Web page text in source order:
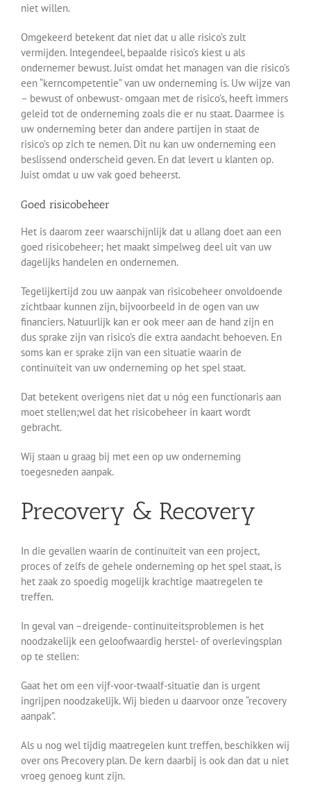
niet willen.
Omgekeerd betekent dat niet dat u alle risico’s zult
vermijden. Integendeel, bepaalde risico’s kiest u als
ondernemer bewust. Juist omdat het managen van die risico’s
een “kerncompetentie” van uw onderneming is. Uw wijze van
– bewust of onbewust- omgaan met de risico’s, heeft immers
geleid tot de onderneming zoals die er nu staat. Daarmee is
uw onderneming beter dan andere partijen in staat de
risico’s op zich te nemen. Dit nu kan uw onderneming een
beslissend onderscheid geven. En dat levert u klanten op.
Juist omdat u uw vak goed beheerst.
Goed risicobeheer
Het is daarom zeer waarschijnlijk dat u allang doet aan een
goed risicobeheer; het maakt simpelweg deel uit van uw
dagelijks handelen en ondernemen.
Tegelijkertijd zou uw aanpak van risicobeheer onvoldoende
zichtbaar kunnen zijn, bijvoorbeeld in de ogen van uw
financiers. Natuurlijk kan er ook meer aan de hand zijn en
dus sprake zijn van risico’s die extra aandacht behoeven. En
soms kan er sprake zijn van een situatie waarin de
continuïteit van uw onderneming op het spel staat.
Dat betekent overigens niet dat u nóg een functionaris aan
moet stellen;wel dat het risicobeheer in kaart wordt
gebracht.
Wij staan u graag bij met een op uw onderneming
toegesneden aanpak.
Precovery & Recovery
In die gevallen waarin de continuïteit van een project,
proces of zelfs de gehele onderneming op het spel staat, is
het zaak zo spoedig mogelijk krachtige maatregelen te
treffen.
In geval van –dreigende- continuïteitsproblemen is het
noodzakelijk een geloofwaardig herstel- of overlevingsplan
op te stellen:
Gaat het om een vijf-voor-twaalf-situatie dan is urgent
ingrijpen noodzakelijk. Wij bieden u daarvoor onze “recovery
aanpak”.
Als u nog wel tijdig maatregelen kunt treffen, beschikken wij
over ons Precovery plan. De kern daarbij is ook dan dat u niet
vroeg genoeg kunt zijn.